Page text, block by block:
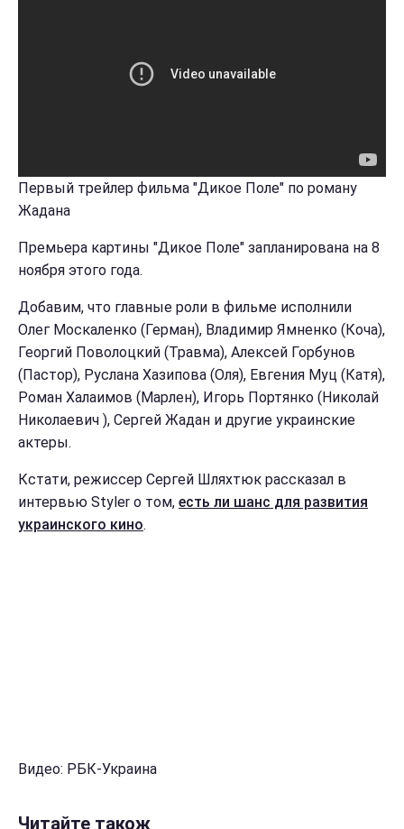
Первый трейлер фильма "Дикое Поле" по роману
Жадана
Премьера картины "Дикое Поле" запланирована на 8
ноября этого года.
Добавим, что главные роли в фильме исполнили
Олег Москаленко (Герман), Владимир Ямненко (Коча),
Георгий Поволоцкий (Травма), Алексей Горбунов
(Пастор), Руслана Хазипова (Оля), Евгения Муц (Катя),
Роман Халаимов (Марлен), Игорь Портянко (Николай
Николаевич ), Сергей Жадан и другие украинские
актеры.
Кстати, режиссер Сергей Шляхтюк рассказал в
интервью Styler о том, есть ли шанс для развития
украинского кино.
Видео: РБК-Украина
Читайте також